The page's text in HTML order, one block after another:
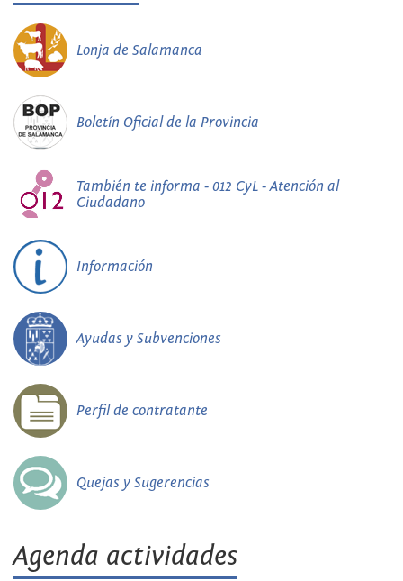
Lonja de Salamanca
Boletín Oficial de la Provincia
También te informa - 012 CyL - Atención al
Ciudadano
Información
Ayudas y Subvenciones
Perfil de contratante
Quejas y Sugerencias
Agenda actividades